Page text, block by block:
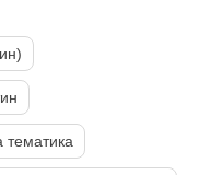
тематика